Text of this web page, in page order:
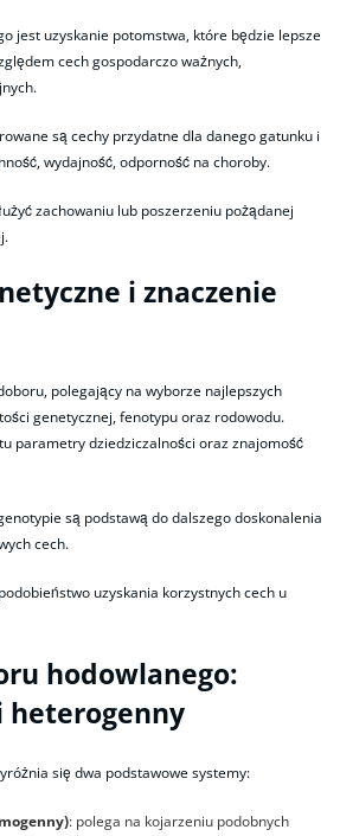
jest uzyskanie potomstwa, które będzie lepsze
cech gospodarczo ważnych,
są cechy przydatne dla danego gatunku i
wydajność, odporność na choroby.
zachowaniu lub poszerzeniu pożądanej
i znaczenie
polegający na wyborze najlepszych
genetycznej, fenotypu oraz rodowodu.
parametry dziedziczalności oraz znajomość
są podstawą do dalszego doskonalenia
cech.
uzyskania korzystnych cech u
hodowlanego:
heterogenny
się dwa podstawowe systemy:
: polega na kojarzeniu podobnych